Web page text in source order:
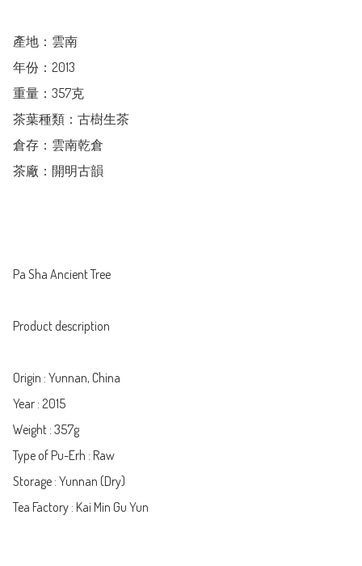
產地：雲南
年份：2013
重量：357克
茶葉種類：古樹生茶
倉存：雲南乾倉
茶廠：開明古韻
Pa Sha Ancient Tree
Product description
Origin : Yunnan, China
Year : 2015
Weight : 357g
Type of Pu-Erh : Raw
Storage : Yunnan (Dry)
Tea Factory : Kai Min Gu Yun